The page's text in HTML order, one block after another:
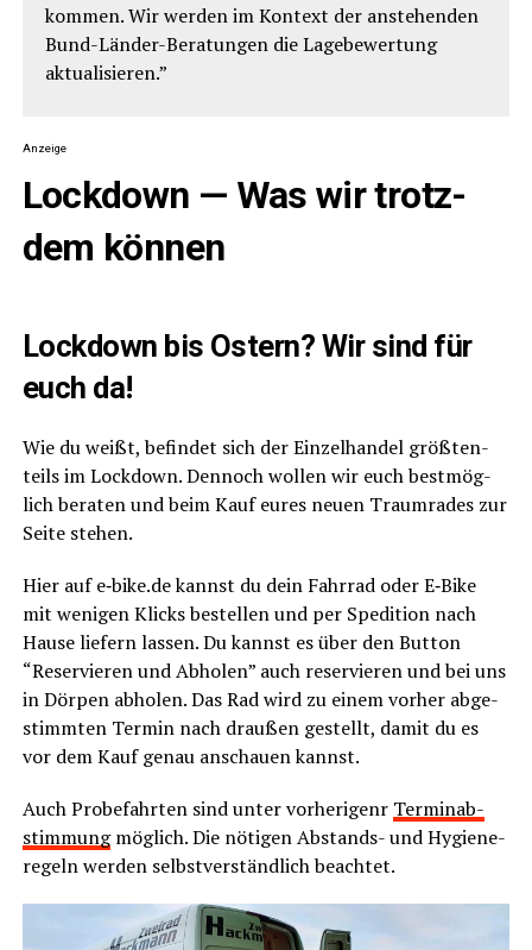
kom­men. Wir wer­den im Kon­text der anste­hen­den
Bund-Län­der-Bera­tun­gen die Lage­be­wer­tung
aktualisieren.”
Anzeige
Lock­down — Was wir trotz­
dem können
Lock­down bis Ostern? Wir sind für
euch da!
Wie du weißt, befin­det sich der Ein­zel­han­del größ­ten­
teils im Lock­down. Den­noch wol­len wir euch best­mög­
lich bera­ten und beim Kauf eures neu­en Traum­ra­des zur
Sei­te stehen.
Hier auf e‑bike.de kannst du dein Fahr­rad oder E‑Bike
mit weni­gen Klicks bestel­len und per Spe­di­ti­on nach
Hau­se lie­fern las­sen. Du kannst es über den But­ton
“Reser­vie­ren und Abho­len” auch reser­vie­ren und bei uns
in Dör­pen abho­len. Das Rad wird zu einem vor­her abge­
stimm­ten Ter­min nach drau­ßen gestellt, damit du es
vor dem Kauf genau anschau­en kannst.
Auch Pro­be­fahr­ten sind unter vor­he­ri­genr Ter­min­ab­
stim­mungmög­lich. Die nöti­gen Abstands- und Hygie­ne­
re­geln wer­den selbst­ver­ständ­lich beachtet.